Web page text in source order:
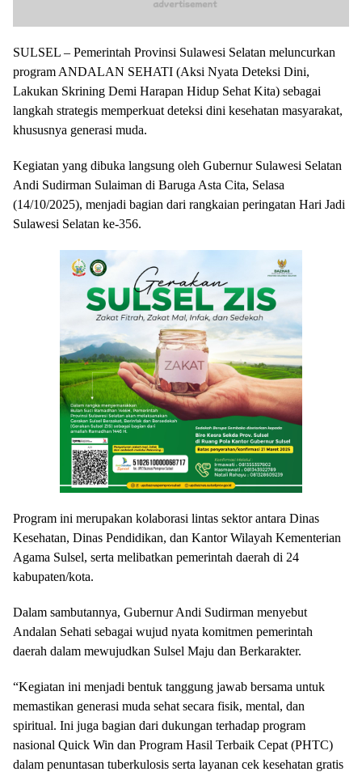
SULSEL – Pemerintah Provinsi Sulawesi Selatan meluncurkan
program ANDALAN SEHATI (Aksi Nyata Deteksi Dini,
Lakukan Skrining Demi Harapan Hidup Sehat Kita) sebagai
langkah strategis memperkuat deteksi dini kesehatan masyarakat,
khususnya generasi muda.
Kegiatan yang dibuka langsung oleh Gubernur Sulawesi Selatan
Andi Sudirman Sulaiman di Baruga Asta Cita, Selasa
(14/10/2025), menjadi bagian dari rangkaian peringatan Hari Jadi
Sulawesi Selatan ke-356.
Program ini merupakan kolaborasi lintas sektor antara Dinas
Kesehatan, Dinas Pendidikan, dan Kantor Wilayah Kementerian
Agama Sulsel, serta melibatkan pemerintah daerah di 24
kabupaten/kota.
Dalam sambutannya, Gubernur Andi Sudirman menyebut
Andalan Sehati sebagai wujud nyata komitmen pemerintah
daerah dalam mewujudkan Sulsel Maju dan Berkarakter.
“Kegiatan ini menjadi bentuk tanggung jawab bersama untuk
memastikan generasi muda sehat secara fisik, mental, dan
spiritual. Ini juga bagian dari dukungan terhadap program
nasional Quick Win dan Program Hasil Terbaik Cepat (PHTC)
dalam penuntasan tuberkulosis serta layanan cek kesehatan gratis